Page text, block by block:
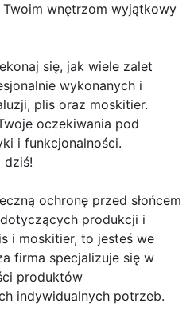
wnętrzom wyjątkowy
się, jak wiele zalet
wykonanych i
plis oraz moskitier.
oczekiwania pod
i funkcjonalności.
dziś!
ochronę przed słońcem
produkcji i
i moskitier, to jesteś we
firma specjalizuje się w
produktów
indywidualnych potrzeb.